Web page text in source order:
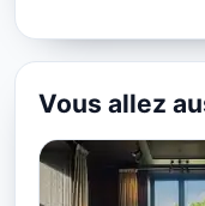
Vous allez